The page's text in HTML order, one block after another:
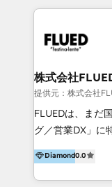
massimizzare il
制を整えています。 HubSpotの導入支援だけ
ナリオ設計まで
と。それが、ハブワ
HubSpotはもち
Movable Type（
し、延べ100社
ーコードテーマテン
ざまな課題やニ
株式会社
提供元：株式会社
FLUEDは、まだ
グ／営業DX」に特化
化し、WEB制作
ら、インサイド
まで支援してい
Diamond0.0